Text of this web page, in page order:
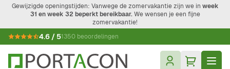
Ga naar de inhoud
Gewijzigde openingstijden: Vanwege de zomervakantie zijn we in week
31 en week 32 beperkt bereikbaar.We wensen je een fijne
zomervakantie!
4.6 / 51350 beoordelingen